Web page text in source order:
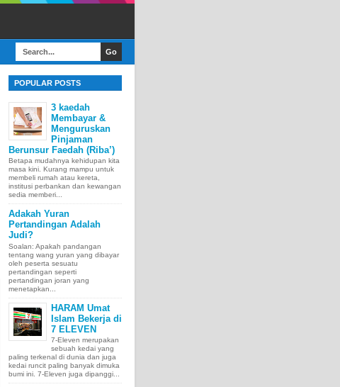
POPULAR POSTS
3 kaedah
Membayar &
Menguruskan
Pinjaman
Berunsur Faedah (Riba’)
Betapa mudahnya kehidupan kita
masa kini. Kurang mampu untuk
membeli rumah atau kereta,
institusi perbankan dan kewangan
sedia memberi...
Adakah Yuran
Pertandingan Adalah
Judi?
Soalan: Apakah pandangan
tentang wang yuran yang dibayar
oleh peserta sesuatu
pertandingan seperti
pertandingan joran yang
menetapkan...
HARAM Umat
Islam Bekerja di
7 ELEVEN
7-Eleven merupakan
sebuah kedai yang
paling terkenal di dunia dan juga
kedai runcit paling banyak dimuka
bumi ini. 7-Eleven juga dipanggi...